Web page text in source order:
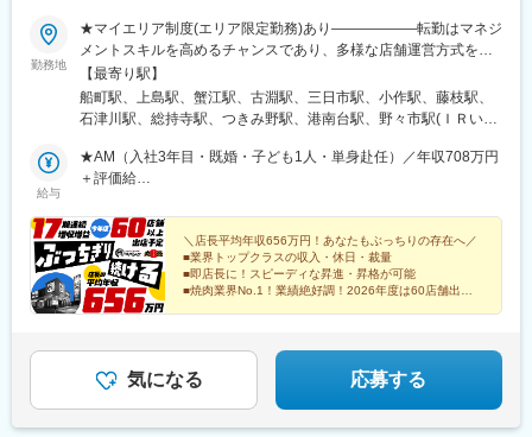
駅、大門駅(愛知県)、小手指駅、赤塚駅、平田町駅、春日川駅、田
中口駅、三ツ境駅、東海学園前駅、西若松駅、五井駅、阿漕駅、
高横須賀駅、大元駅、静岡駅、霞ケ浦駅、矢部駅、牛久保駅、八
幡駅(静岡県)、柏の葉キャンパス駅、泉中央駅、卸町駅(宮城県)、
愛甲石田駅、つくば駅、古庄駅、三河安城駅、谷塚駅、足利市
駅、富沢駅、朝倉駅(愛知県)、大磯駅、佐伯区役所前駅、湘南深沢
駅、播磨高岡駅、君津駅、備前三門駅、足羽山公園口駅、西川田
駅、宮山駅、宮原駅、若林駅(愛知県)、宇宿一丁目駅、柚須駅、弥
生駅、網干駅、衣笠駅、ひろせ野鳥の森駅、富士宮駅、野里駅、
駅、博多南駅、尾張一宮駅、深谷駅、新瀬戸駅、日永駅、香川
駅、志布志駅、田尾寺駅、調布駅、雀宮駅、下永谷駅、井の頭公
園駅、下飯田駅、平塚駅、新居浜駅、南浦和駅、吉原本町駅、鴨
宮駅、比良駅(愛知県)、初富駅、螢田駅、朝霞台駅、赤坂駅(東京
都)、六浦駅、千葉寺駅、中百舌鳥駅、港南中央駅、笠寺駅、竹ノ
中山駅、国分寺駅、石津北駅、五反野駅、江戸橋駅、泉福寺駅、
船橋競馬場駅、新越谷駅、桃山南口駅、新大津駅、駒川中野駅、
八景島駅、八景水谷駅、和泉多摩川駅、ときわ台駅(東京都)、屋島
駅、鶴見緑地駅、海老名駅(相鉄・小田急)、乃木坂駅、青葉通一番
勤務地
★マイエリア制度(エリア限定勤務)あり――――――転勤はマネジ
メントスキルを高めるチャンスであり、多様な店舗運営方式を学
べる機会ではありますが、ライフステージにあわせた働き方がで
きるように転勤範囲が全国ではなく、希望エリア内になるマイエ
リア制度も導入しています！期間制限も設けず、1年後に利用解除
象は既婚者と介護者）＜全国＞北海道、岩手、宮城、山形、福
島、栃木、群馬、茨城、埼玉、神奈川、千葉、東京、山梨、静
兵庫、奈良、和歌山、岡山、愛媛、香川、広島、山口、福岡、熊
本、大分、長崎、佐賀、宮崎、鹿児島の各直営店※受動喫煙防止対
策あり※車通勤OK＜point＞★勤務時間帯や転居を伴う異動の有無
を選べるリージョナル制度も稼働中★家族手当（配偶者月1万円／
子ども1人あたり5000円）★単身赴任手当（月8万2000円＋月1回
道・光熱費のみ！★賞与年2回（平均4カ月分）※過去支給実績
100％
【最寄り駅】
船町駅、上島駅、蟹江駅、古淵駅、三日市駅、小作駅、藤枝駅、
石津川駅、総持寺駅、つきみ野駅、港南台駅、野々市駅(ＩＲいし
咲駅、東武宇都宮駅、都府楼南駅、梅島駅、上福岡駅、高座渋谷
駅、鷹の台駅、会津若松駅、西熊本駅、中野栄駅、薬師堂駅(宮城
駒沢大学駅、東川口駅、北久米駅、高宮駅(福岡県)、赤堀駅、岐南
駅、南郷１８丁目駅、新前橋駅、甲府駅、山形駅、津駅、新高岡
駅、綾羅木駅、伏石駅、新宮中央駅、久留米高校前駅、五香駅、
粟島駅、鶴崎駅、辻堂駅、土浦駅、牛久駅、本厚木駅、藤沢駅、
左石駅、新鳥栖駅、小山駅、名鉄岐阜駅、東松阪駅、大神宮下
島駅、今宿駅、茂林寺前駅、熊西駅、北久里浜駅、美濃青柳駅、
岡本駅(栃木県)、井尻駅、針中野駅、酒殿駅、高崎問屋町駅、佐賀
給与
★AM（入社3年目・既婚・子ども1人・単身赴任）／年収708万円
＋評価給
円＋評価給
＼店長平均年収656万円！あなたもぶっちりの存在へ／
■業界トップクラスの収入・休日・裁量
■即店長に！スピーディな昇進・昇格が可能
■焼肉業界No.1！業績絶好調！2026年度は60店舗出店
気になる 応募する